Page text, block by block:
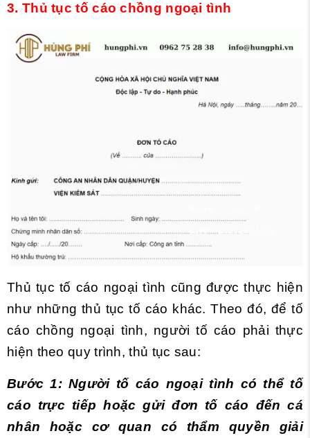
3. Thủ tục tố cáo chồng ngoại tình
Thủ tục tố cáo ngoại tình cũng được thực hiện
như những thủ tục tố cáo khác. Theo đó, để tố
cáo chồng ngoại tình, người tố cáo phải thực
hiện theo quy trình, thủ tục sau:
Bước 1: Người tố cáo ngoại tình có thể tố
cáo trực tiếp hoặc gửi đơn tố cáo đến cá
nhân hoặc cơ quan có thẩm quyền giải